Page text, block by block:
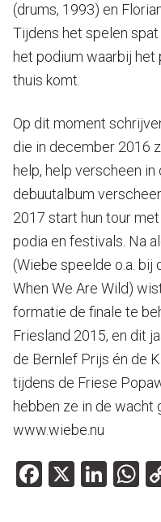
(drums, 1993) en
Tijdens het spelen
het podium waarbij
thuis komt.
Op dit moment
die in december 2016
help, help verscheen in
debuutalbum
2017 start hun tour
podia en festivals. Na
(Wiebe speelde o.a. bij
When We Are Wild)
formatie de finale te
Friesland 2015, en dit
de Bernlef Prijs én de
tijdens de Friese
hebben ze in de wacht
www.wiebe.nu
Facebook
X